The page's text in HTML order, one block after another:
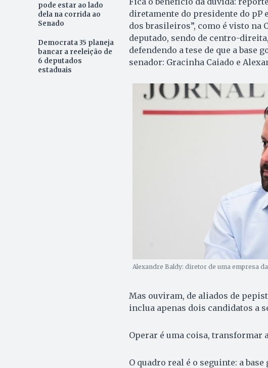
pode estar ao lado
dela na corrida ao
Senado
Democrata 35 planeja
bancar a reeleição de
6 deputados
estaduais
diretamente do presidente do pP
dos brasileiros”, como é visto na
deputado, sendo de centro-
defendendo a tese de que a base
senador: Gracinha Caiado e
Alexandre Baldy: diretor de uma empresa
Mas ouviram, de aliados de
inclua apenas dois candidatos a
Operar é uma coisa, transformar
O quadro real é o seguinte: a